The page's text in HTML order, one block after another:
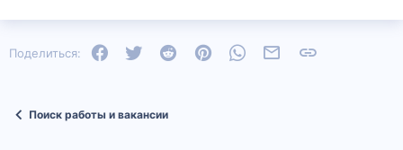
Поделиться: FacebookTwitter Reddit PinterestWhatsAppЭлектронная почта
Поиск работы и вакансии